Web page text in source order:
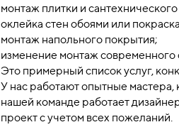
монтаж плитки и
оклейка стен обоями или
монтаж напольного покрытия;
изменение монтаж
Это примерный список услуг,
У нас работают опытные
нашей команде работает
проект с учетом всех пожеланий.